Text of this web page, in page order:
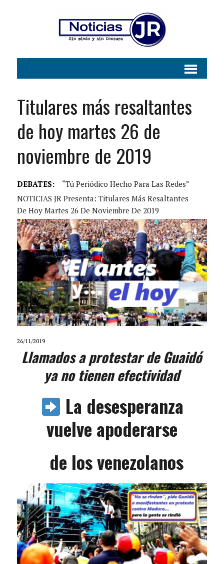
Titulares más resaltantes
de hoy martes 26 de
noviembre de 2019
DEBATES:
“Tú Periódico Hecho Para Las Redes”
NOTICIAS JR Presenta: Titulares Más Resaltantes
De Hoy Martes 26 De Noviembre De 2019
26/11/2019
Llamados a protestar de Guaidó
ya no tienen efectividad
La desesperanza
vuelve apoderarse
de los venezolanos